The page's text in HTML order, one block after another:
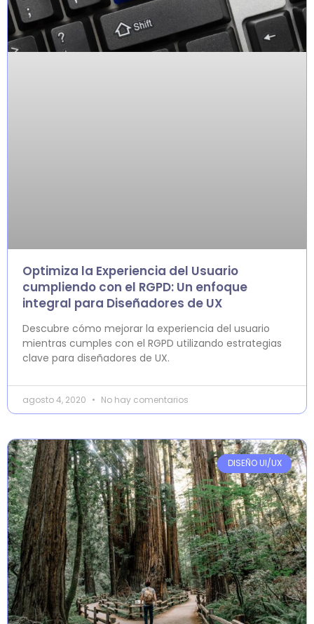
Optimiza la Experiencia del Usuario
cumpliendo con el RGPD: Un enfoque
integral para Diseñadores de UX
Descubre cómo mejorar la experiencia del usuario
mientras cumples con el RGPD utilizando estrategias
clave para diseñadores de UX.
agosto 4, 2020 No hay comentarios
DISEÑO UI/UX